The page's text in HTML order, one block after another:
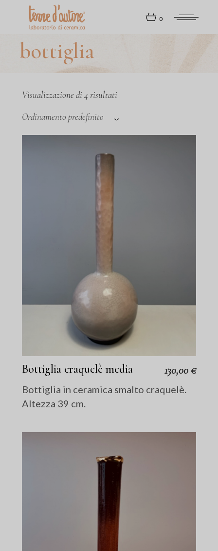
content
0
bottiglia
Visualizzazione di 4 risultati
Ordinamento predefinito
Bottiglia craquelè media 130,00 €
Bottiglia in ceramica smalto craquelè.
Altezza 39 cm.